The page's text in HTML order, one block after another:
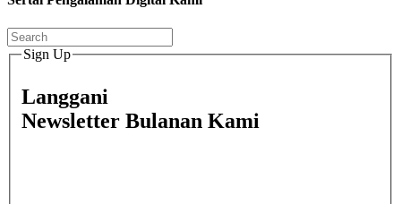
Sign Up
Langgani
Newsletter Bulanan Kami